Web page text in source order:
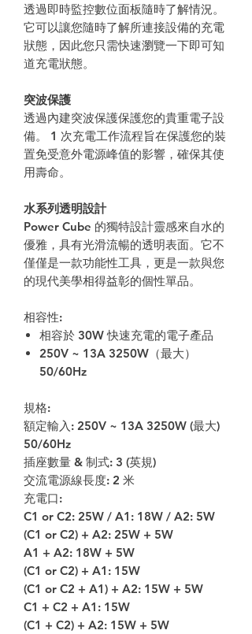
透過即時監控數位面板隨時了解情況。
它可以讓您隨時了解所連接設備的充電
狀態，因此您只需快速瀏覽一下即可知
道充電狀態。
突波保護
透過內建突波保護保護您的貴重電子設
備。 1 次充電工作流程旨在保護您的裝
置免受意外電源峰值的影響，確保其使
用壽命。
水系列透明設計
Power Cube 的獨特設計靈感來自水的
優雅，具有光滑流暢的透明表面。它不
僅僅是一款功能性工具，更是一款與您
的現代美學相得益彰的個性單品。
相容性:
相容於 30W 快速充電的電子產品
250V ~ 13A 3250W（最大）
50/60Hz
規格:
額定輸入: 250V ~ 13A 3250W (最大)
50/60Hz
插座數量 & 制式: 3 (英規)
交流電源線長度: 2 米
充電口:
C1 or C2: 25W / A1: 18W / A2: 5W
(C1 or C2) + A2: 25W + 5W
A1 + A2: 18W + 5W
(C1 or C2) + A1: 15W
(C1 or C2 + A1) + A2: 15W + 5W
C1 + C2 + A1: 15W
(C1 + C2) + A2: 15W + 5W